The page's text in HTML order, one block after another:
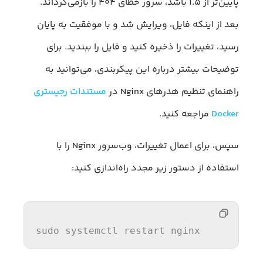
بعد از اینکه فایل، ویرایش شد و با موفقیت به پایان
رسید، تغییرات را ذخیره کنید و فایل را ببندید. برای
توضیحات بیشتر درباره این پیکربندی، می‌توانید به
راهنمای تنظیم هدرهای Nginx در
مستندات رجیستری
Docker مراجعه کنید.
سپس، برای اعمال تغییرات، وب‌سرور Nginx را با
استفاده از دستور زیر مجدد راه‌اندازی کنید:
sudo systemctl restart nginx